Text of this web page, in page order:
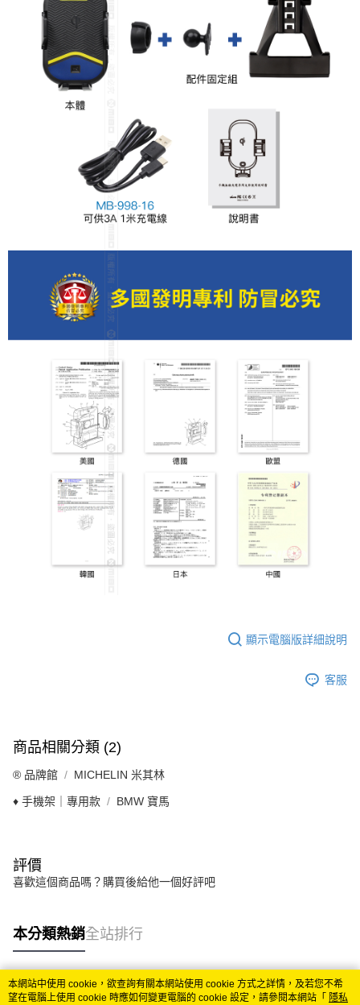
顯示電腦版詳細說明
客服
商品相關分類 (2)
®️ 品牌館 MICHELIN 米其林
♦️ 手機架｜專用款 BMW 寶馬
評價
喜歡這個商品嗎？購買後給他一個好評吧
本分類熱銷全站排行
熱門標籤
本網站中使用 cookie，欲查詢有關本網站使用 cookie 方式之詳情，及若您不希
望在電腦上使用 cookie 時應如何變更電腦的 cookie 設定，請參閱本網站「 隱私